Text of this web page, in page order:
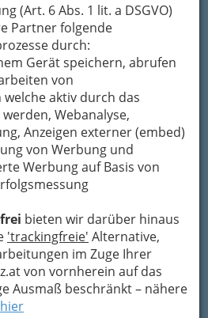
(Art. 6 Abs. 1 lit. a DSGVO)
Partner folgende
durch:
Gerät speichern, abrufen
von
aktiv durch das
Webanalyse,
Anzeigen externer (embed)
von Werbung und
Werbung auf Basis von
bieten wir darüber hinaus
'trackingfreie' Alternative,
im Zuge Ihrer
von vornherein auf das
Ausmaß beschränkt – nähere
hier
in den Spitzen-
schon ausgebucht. Ob
, Himbeer-, Punsch-,
Variationen –
Grenzen
Marzipan verziert. Am
seinen persönlichen
ihn sich gemeinsam